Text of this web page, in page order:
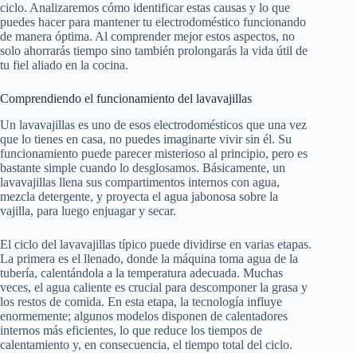
ciclo. Analizaremos cómo identificar estas causas y lo que
puedes hacer para mantener tu electrodoméstico funcionando
de manera óptima. Al comprender mejor estos aspectos, no
solo ahorrarás tiempo sino también prolongarás la vida útil de
tu fiel aliado en la cocina.
Comprendiendo el funcionamiento del lavavajillas
Un lavavajillas es uno de esos electrodomésticos que una vez
que lo tienes en casa, no puedes imaginarte vivir sin él. Su
funcionamiento puede parecer misterioso al principio, pero es
bastante simple cuando lo desglosamos. Básicamente, un
lavavajillas llena sus compartimentos internos con agua,
mezcla detergente, y proyecta el agua jabonosa sobre la
vajilla, para luego enjuagar y secar.
El ciclo del lavavajillas típico puede dividirse en varias etapas.
La primera es el llenado, donde la máquina toma agua de la
tubería, calentándola a la temperatura adecuada. Muchas
veces, el agua caliente es crucial para descomponer la grasa y
los restos de comida. En esta etapa, la tecnología influye
enormemente; algunos modelos disponen de calentadores
internos más eficientes, lo que reduce los tiempos de
calentamiento y, en consecuencia, el tiempo total del ciclo.